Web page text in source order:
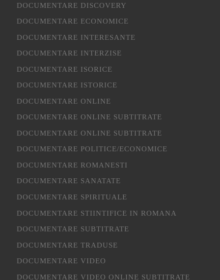
DOCUMENTARE DISCOVERY
DOCUMENTARE ECONOMICE
DOCUMENTARE INTERESANTE
DOCUMENTARE INTERZISE
DOCUMENTARE ISORICE
DOCUMENTARE ISTORICE
DOCUMENTARE ONLINE
DOCUMENTARE ONLINE SUBTITRATE
DOCUMENTARE ONLINE SUBTITRATE
DOCUMENTARE POLITICE/ECONOMICE
DOCUMENTARE ROMANESTI
DOCUMENTARE SANATATE
DOCUMENTARE SPIRITUALE
DOCUMENTARE STIINTIFICE IN ROMANA
DOCUMENTARE SUBTITRATE
DOCUMENTARE TRADUSE
DOCUMENTARE VIDEO
DOCUMENTARE VIDEO ONLINE SUBTITRATE